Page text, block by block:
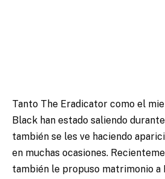
Tanto The Eradicator como el
Black han estado saliendo
también se les ve haciendo
en muchas ocasiones.
también le propuso matrimonio a